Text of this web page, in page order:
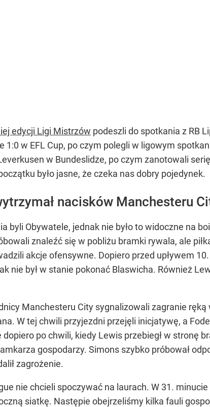
edycji Ligi Mistrzów podeszli do spotkania z RB
1:0 w EFL Cup, po czym polegli w ligowym
w Bundeslidze, po czym zanotowali
było jasne, że czeka nas dobry pojedynek.
nacisków Manchesteru
byli Obywatele, jednak nie było to widoczne na
znaleźć się w pobliżu bramki rywala, ale
akcje ofensywne. Dopiero przed upływem
nie był w stanie pokonać Blaswicha. Również
Manchesteru City sygnalizowali zagranie
W tej chwili przyjezdni przejęli inicjatywę, a
dopiero po chwili, kiedy Lewis przebiegł w stronę
gospodarzy. Simons szybko próbował
zagrożenie.
nie chcieli spoczywać na laurach. W 31.
siatkę. Następie obejrzeliśmy kilka fauli